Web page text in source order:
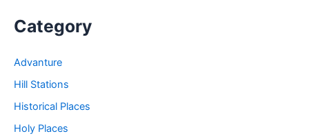
Category
Advanture
Hill Stations
Historical Places
Holy Places